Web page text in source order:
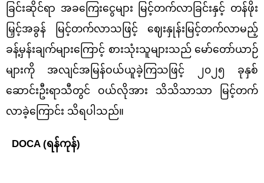
ခြင်းဆိုင်ရာ အခကြေးငွေများ မြင့်တက်လာခြင်းနှင့် တန်ဖိုး
မြှင့်အခွန် မြင့်တက်လာသဖြင့် ဈေးနှုန်းမြင့်တက်လာမည့်
ခန့်မှန်းချက်များကြောင့် စားသုံးသူများသည် မော်တော်ယာဉ်
များကို အလျင်အမြန်ဝယ်ယူခဲ့ကြသဖြင့် ၂၀၂၅ ခုနှစ်
ဆောင်းဦးရာသီတွင် ဝယ်လိုအား သိသိသာသာ မြင့်တက်
လာခဲ့ကြောင်း သိရပါသည်။
DOCA (ရန်ကုန်)